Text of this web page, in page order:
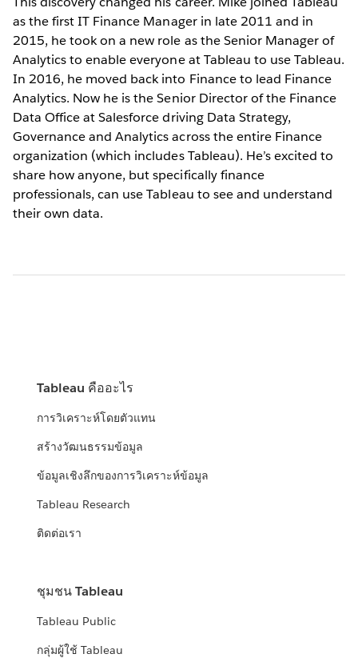
as the first IT Finance Manager in late 2011 and in
2015, he took on a new role as the Senior Manager of
Analytics to enable everyone at Tableau to use Tableau.
In 2016, he moved back into Finance to lead Finance
Analytics. Now he is the Senior Director of the Finance
Data Office at Salesforce driving Data Strategy,
Governance and Analytics across the entire Finance
organization (which includes Tableau). He’s excited to
share how anyone, but specifically finance
professionals, can use Tableau to see and understand
their own data.
Tableau คืออะไร
การวิเคราะห์โดยตัวแทน
สร้างวัฒนธรรมข้อมูล
ข้อมูลเชิงลึกของการวิเคราะห์ข้อมูล
Tableau Research
ติดต่อเรา
ชุมชน Tableau
Tableau Public
กลุ่มผู้ใช้ Tableau